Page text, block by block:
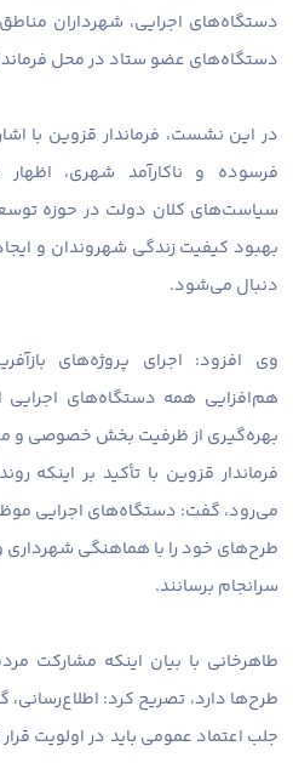
دستگاه‌های اجرایی، شهرداران
دستگاه‌های عضو ستاد در محل
در این نشست، فرماندار قزوین با
فرسوده و ناکارآمد شهری،
سیاست‌های کلان دولت در حوزه
بهبود کیفیت زندگی شهروندان و
دنبال می‌شود.
وی افزود: اجرای پروژه‌های
هم‌افزایی همه دستگاه‌های اجرایی
بهره‌گیری از ظرفیت بخش خصوصی و
فرماندار قزوین با تأکید بر اینکه
می‌رود، گفت: دستگاه‌های اجرایی
طرح‌های خود را با هماهنگی شهرداری
سرانجام برسانند.
طاهرخانی با بیان اینکه مشارکت
طرح‌ها دارد، تصریح کرد:
جلب اعتماد عمومی باید در اولویت